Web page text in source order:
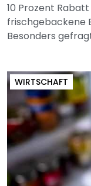
10 Prozent
frischgebackene
Besonders
WIRTSCHAFT